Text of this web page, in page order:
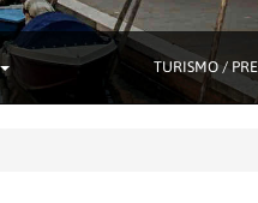
TURISMO /